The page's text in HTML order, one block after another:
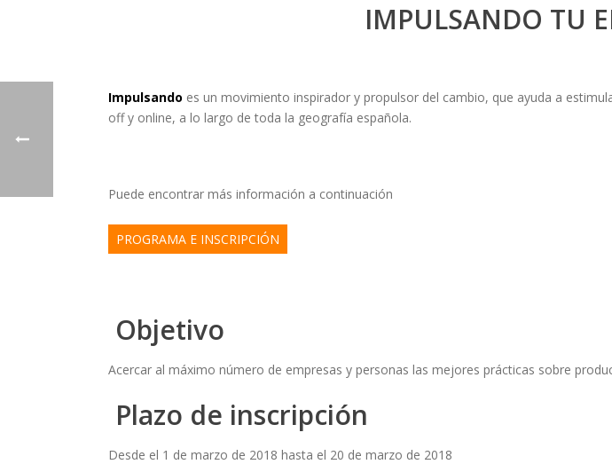
IMPULSANDO TU
Impulsando es un movimiento inspirador y propulsor del cambio, que ayuda a
off y online, a lo largo de toda la geografía española.
Puede encontrar más información a continuación
PROGRAMA E INSCRIPCIÓN
Objetivo
Acercar al máximo número de empresas y personas las mejores prácticas sobre
Plazo de inscripción
Desde el 1 de marzo de 2018 hasta el 20 de marzo de 2018